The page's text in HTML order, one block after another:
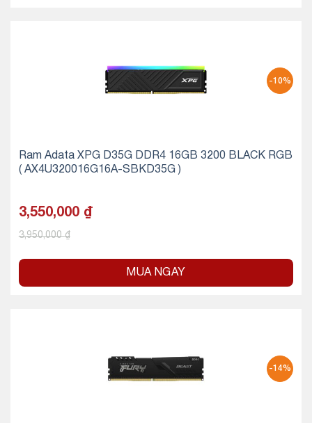
-10%
Ram Adata XPG D35G DDR4 16GB 3200 BLACK RGB
( AX4U320016G16A-SBKD35G )
3,550,000 ₫
3,950,000₫
MUA NGAY
-14%